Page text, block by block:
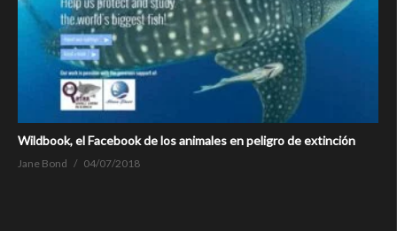
Wildbook, el Facebook de los animales en peligro de extinción
Jane Bond 04/07/2018